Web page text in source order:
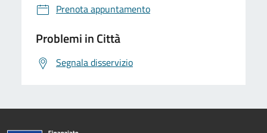
Prenota appuntamento
Problemi in Città
Segnala disservizio